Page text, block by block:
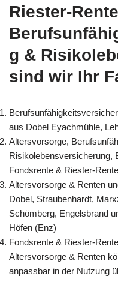
Riester-
g &
sind wir Ihr
aus Dobel Eyachmühle,
Altersvorsorge,
Risikolebensversicherung,
Fondsrente & Riester-Rente
Altersvorsorge & Renten
Dobel, Straubenhardt,
Schömberg, Engelsbrand
Höfen (Enz)
Fondsrente & Riester-Rente
Altersvorsorge & Renten
anpassbar in der Nutzung